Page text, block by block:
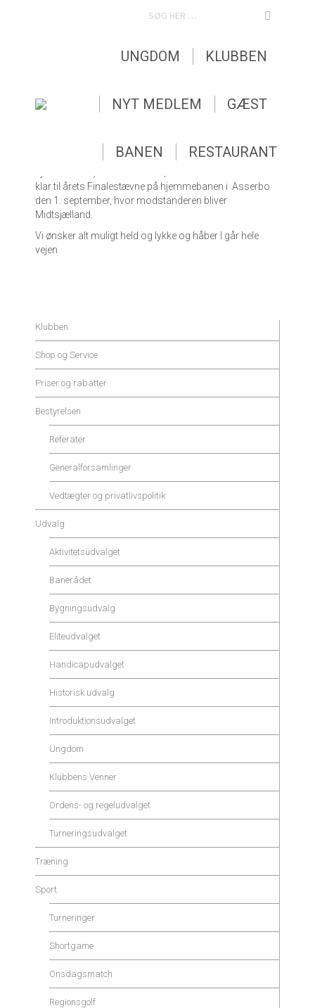
SEARCH:
UNGDOM KLUBBEN
NYT MEDLEM GÆST
BANEN RESTAURANT
STORT til lykke til AGC`s Regionsgolfhold
i
Semifinalen på Vallø mod Solrød (som næsten havde
klar til årets Finalestævne på hjemmebanen i Asserbo
den 1. september, hvor modstanderen bliver
Midtsjælland.
Vi ønsker alt muligt held og lykke og håber I går hele
vejen
Klubben
Shop og Service
Priser og rabatter
Bestyrelsen
Referater
Generalforsamlinger
Vedtægter og privatlivspolitik
Udvalg
Aktivitetsudvalget
Banerådet
Bygningsudvalg
Eliteudvalget
Handicapudvalget
Historisk udvalg
Introduktionsudvalget
Ungdom
Klubbens Venner
Ordens- og regeludvalget
Turneringsudvalget
Træning
Sport
Turneringer
Shortgame
Onsdagsmatch
Regionsgolf